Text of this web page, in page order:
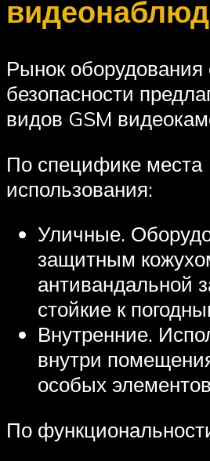
Рынок оборудования
безопасности
видов GSM
По специфике места
использования:
Уличные.
защитным
антивандальной
стойкие к
Внутренние.
внутри
особых
По